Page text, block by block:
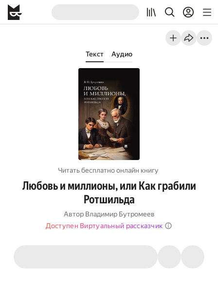
Текст Аудио
Читать бесплатно онлайн книгу
Любовь и миллионы, или Как грабили
Ротшильда
Автор Владимир Бутромеев
Доступен Виртуальный рассказчик